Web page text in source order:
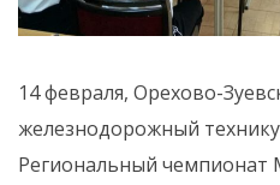
14 февраля, Орехово-
железнодорожный
Региональный чемпионат